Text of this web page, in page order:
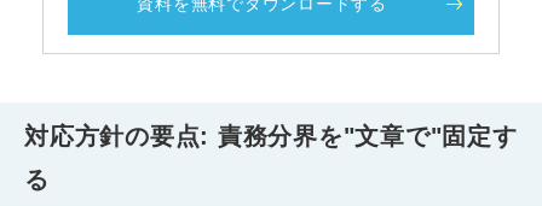
対応方針の要点: 責務分界を"文章で"固定す
る